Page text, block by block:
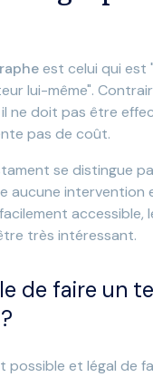
est celui qui est
lui-même".
ne doit pas être
pas de coût.
se distingue
aucune intervention
accessible,
très intéressant.
de faire un
possible et légal de